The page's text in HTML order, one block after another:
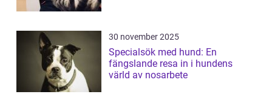
30 november 2025
Specialsök med hund: En
fängslande resa in i hundens
värld av nosarbete